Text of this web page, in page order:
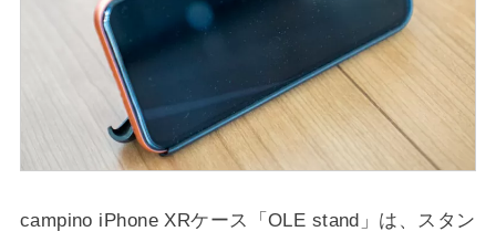
campino iPhone XRケース「OLE stand」は、スタン